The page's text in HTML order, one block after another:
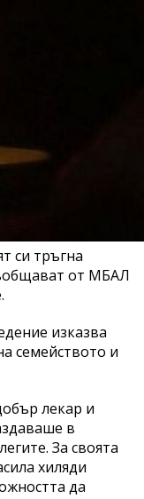
си тръгна
от МБАЛ
изказва
семейството и
лекар и
в
За своята
хиляди
да